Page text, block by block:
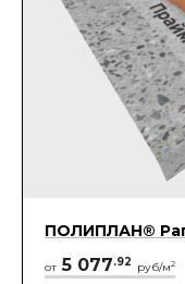
ПОЛИПЛАН®
от 5 077.92 руб/м2